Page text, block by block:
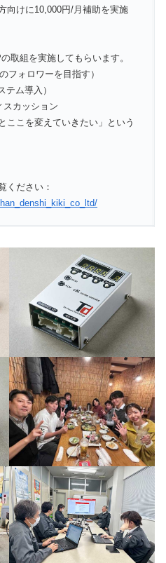
向けに10,000円/月補助を実施
取組を実施してもらいます。
ォロワーを目指す）
ム導入）
スカッション
こを変えていきたい」という
ください：